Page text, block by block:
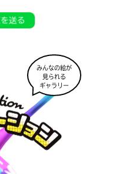
大人気
シリーズに
出会える
みんなの絵が
見られる
ギャラリー